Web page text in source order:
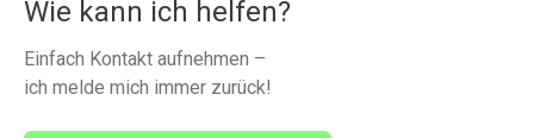
Wie kann ich helfen?
Einfach Kontakt aufnehmen –
ich melde mich immer zurück!